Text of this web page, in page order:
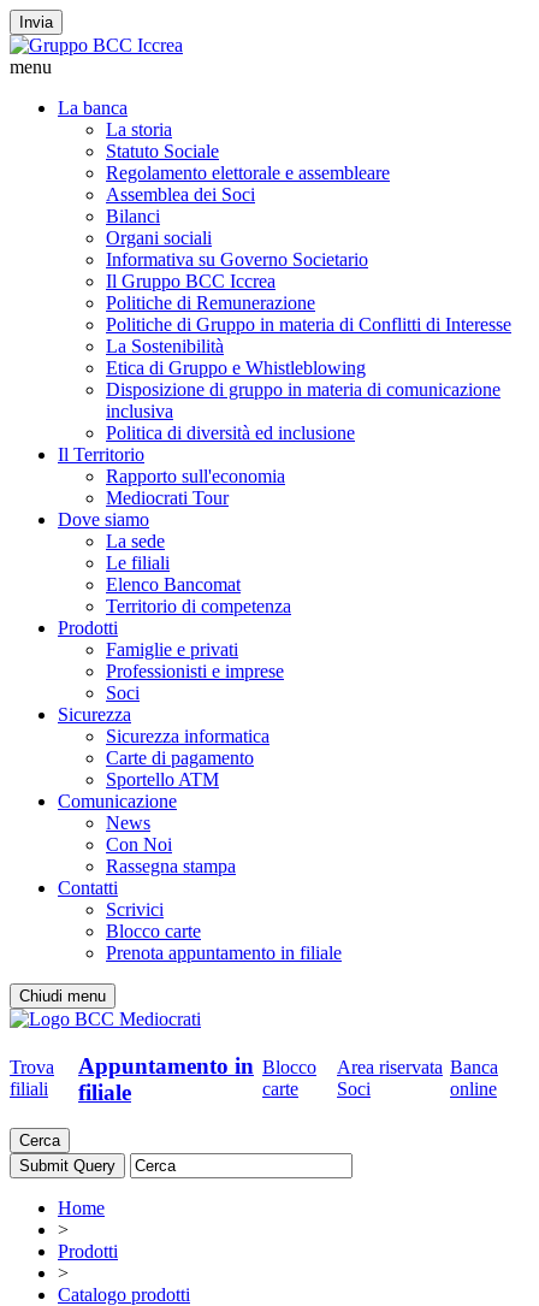
Invia
menu
La banca
La storia
Statuto Sociale
Regolamento elettorale e assembleare
Assemblea dei Soci
Bilanci
Organi sociali
Informativa su Governo Societario
Il Gruppo BCC Iccrea
Politiche di Remunerazione
Politiche di Gruppo in materia di Conflitti di Interesse
La Sostenibilità
Etica di Gruppo e Whistleblowing
Disposizione di gruppo in materia di comunicazione
inclusiva
Politica di diversità ed inclusione
Il Territorio
Rapporto sull'economia
Mediocrati Tour
Dove siamo
La sede
Le filiali
Elenco Bancomat
Territorio di competenza
Prodotti
Famiglie e privati
Professionisti e imprese
Soci
Sicurezza
Sicurezza informatica
Carte di pagamento
Sportello ATM
Comunicazione
News
Con Noi
Rassegna stampa
Contatti
Scrivici
Blocco carte
Prenota appuntamento in filiale
Chiudi menu
Trova
filiali
Appuntamento in
filiale
Blocco
carte
Area riservata
Soci
Banca
online
Cerca
Home
>
Prodotti
>
Catalogo prodotti